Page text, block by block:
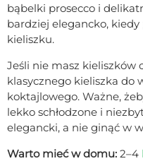
bąbelki prosecco i
bardziej elegancko,
kieliszku.
Jeśli nie masz kieliszków
klasycznego kieliszka do
koktajlowego. Ważne,
lekko schłodzone i
elegancki, a nie ginąć w
Warto mieć w domu: 2–4